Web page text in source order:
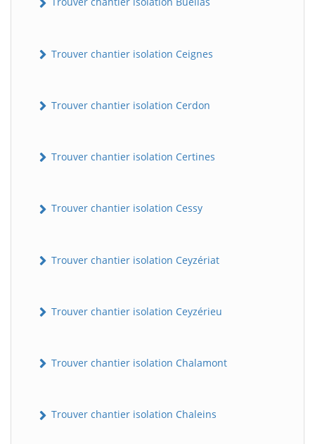
Trouver chantier isolation Ceignes
Trouver chantier isolation Cerdon
Trouver chantier isolation Certines
Trouver chantier isolation Cessy
Trouver chantier isolation Ceyzériat
Trouver chantier isolation Ceyzérieu
Trouver chantier isolation Chalamont
Trouver chantier isolation Chaleins